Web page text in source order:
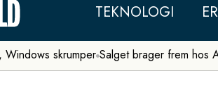
TEKNOLOGI
skrumper Salget brager frem hos